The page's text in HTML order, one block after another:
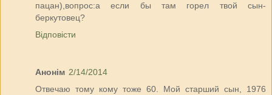
пацан),вопрос:а если бы там горел твой сын-
беркутовец?
Відповісти
Анонім 2/14/2014
Отвечаю тому кому тоже 60. Мой старший сын, 1976